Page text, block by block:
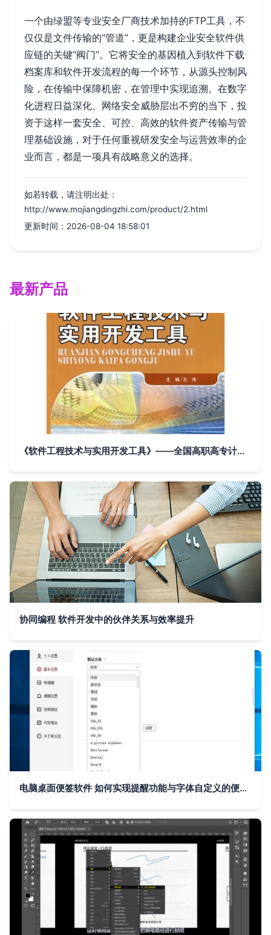
一个由绿盟等专业安全厂商技术加持的FTP工具，不
仅仅是文件传输的“管道”，更是构建企业安全软件供
应链的关键“阀门”。它将安全的基因植入到软件下载
档案库和软件开发流程的每一个环节，从源头控制风
险，在传输中保障机密，在管理中实现追溯。在数字
化进程日益深化、网络安全威胁层出不穷的当下，投
资于这样一套安全、可控、高效的软件资产传输与管
理基础设施，对于任何重视研发安全与运营效率的企
业而言，都是一项具有战略意义的选择。
如若转载，请注明出处：
http://www.mojiangdingzhi.com/product/2.html
更新时间：2026-08-04 18:58:01
最新产品
《软件工程技术与实用开发工具》——全国高职高专计算机精品教材评介
协同编程 软件开发中的伙伴关系与效率提升
电脑桌面便签软件 如何实现提醒功能与字体自定义的便捷操作